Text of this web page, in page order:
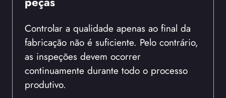
Controlar a qualidade apenas ao final da
fabricação não é suficiente. Pelo contrário,
as inspeções devem ocorrer
continuamente durante todo o processo
produtivo.